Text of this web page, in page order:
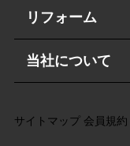
リフォーム
当社について
サイトマップ 会員規約